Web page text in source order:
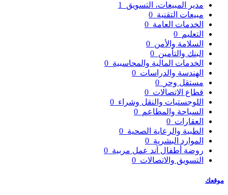
مدير المبيعات، التسويق
مبيعات التقنية
الخدمات العامة
التعليم
السلامة والأمن
البنك والتأمين
الخدمات المالية والمحاسبية
الهندسة والدراسات
مستقل وحر
قطاع الاتصالات
اللوجستيات والنقل وشراء
السياحة والمطاعم
العقارات
الطبية والرعاية الصحية
الموارد البشرية
روضة أطفال آند عمل مربية
التسويق والاتصالات
موقعك